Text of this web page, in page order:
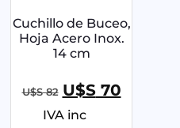
Cuchillo de Buceo,
Hoja Acero Inox.
14 cm
U$S82 U$S70
IVA inc